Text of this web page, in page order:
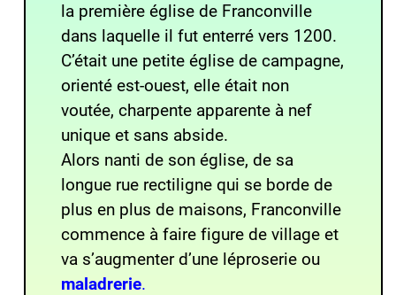
la première église de Franconville
dans laquelle il fut enterré vers 1200.
C’était une petite église de campagne,
orienté est-ouest, elle était non
voutée, charpente apparente à nef
unique et sans abside.
Alors nanti de son église, de sa
longue rue rectiligne qui se borde de
plus en plus de maisons, Franconville
commence à faire figure de village et
va s’augmenter d’une léproserie ou
maladrerie.